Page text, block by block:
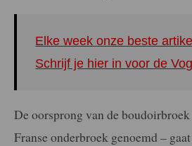
Elke week onze beste
Schrijf je hier in voor de
De oorsprong van de
Franse onderbroek genoemd –